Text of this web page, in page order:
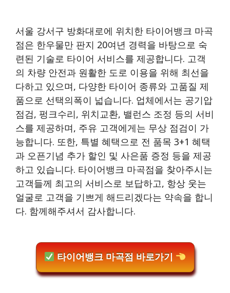
서울 강서구 방화대로에 위치한 타이어뱅크 마곡
점은 한우물만 판지 20여년 경력을 바탕으로 숙
련된 기술로 타이어 서비스를 제공합니다. 고객
의 차량 안전과 원활한 도로 이용을 위해 최선을
다하고 있으며, 다양한 타이어 종류와 고품질 제
품으로 선택의폭이 넓습니다. 업체에서는 공기압
점검, 펑크수리, 위치교환, 밸런스 조정 등의 서비
스를 제공하며, 주유 고객에게는 무상 점검이 가
능합니다. 또한, 특별 혜택으로 전 품목 3+1 혜택
과 오픈기념 추가 할인 및 사은품 증정 등을 제공
하고 있습니다. 타이어뱅크 마곡점을 찾아주시는
고객들께 최고의 서비스로 보답하고, 항상 웃는
얼굴로 고객을 기쁘게 해드리겠다는 약속을 합니
다. 함께해주셔서 감사합니다.
타이어뱅크 마곡점 바로가기